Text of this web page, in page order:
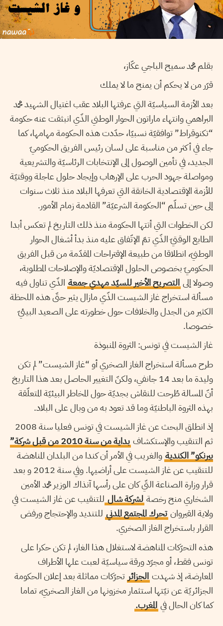
بقلم محمد سميح الباجي عكّاز،
قرّر من لا يحكم أن يمنح ما لا يملك
بعد الأزمة السياسيّة التي عرفتها البلاد عقب اغتيال الشهيد محمد
البراهمي وانتهاء ماراتون الحوار الوطني الذّي انبثقت عنه حكومة
“تكنوقراط” توافقيّة نسبيّا، حدّدت هذه الحكومة مهامها، كما
جاء في أكثر من مناسبة على لسان رئيس الفريق الحكوميّ
الجديد، في تأمين الوصول إلى الإنتخابات الرئاسيّة والتشريعية
ومواصلة جهود الحرب على الإرهاب وإيجاد حلول عاجلة ووقتيّة
للأزمة الإقتصادية الخانقة التي تعرفها البلاد منذ ثلاث سنوات
إلى حين تسلّم “الحكومة الشرعيّة” القادمة زمام الأمور.
لكن الخطوات التي أتتها الحكومة منذ ذلك التاريخ لم تعكس أبدا
الطابع الوقتيّ الذّي تمّ الإتّفاق عليه منذ بدأ أشغال الحوار
الوطنيّ، انطلاقا من طبيعة الإقتراحات المقدّمة من قبل الفريق
الحكوميّ بخصوص الحلول الإقتصاديّة والإصلاحات المطلوبة،
وصولا إلى التصريح الأخير للسيّد مهدي جمعة الذّي تناول فيه
مسألة استخراج غاز الشيست الذّي مازال يثير حتّى هذه اللحظة
الكثير من الجدل والخلافات حول خطورته على الصعيد البيئيّ
خصوصا.
غاز الشيست في تونس: الثروة المنبوذة
طرح مسألة استخراج الغاز الصخري أو “غاز الشيست” لم تكن
وليدة ما بعد 14 جانفي، ولكنّ التغيير الحاصل بعد هذا التاريخ
أنّ المسالة طُرحت للنقاش بجديّة حول المخاطر البيئيّة المتعلّقة
بهذه الثروة الباطنيّة وما قد تعود به من وبال على البلاد.
إذ انطلق البحث عن غاز الشيست في تونس فعليا سنة 2008
ثم التنقيب والإستكشاف
بداية من سنة 2010 من قبل شركة”
بيرنكو” الكندية والغريب في الأمر أن كندا من البلدان المناهضة
للتنقيب عن غاز الشيست على أراضيها. وفي سنة 2012 و بعد
قرار وزارة الصناعة التّي كان على رأسها آنذاك الوزير محمد الأمين
الشخاري منح رخصة لشركة شال للتنقيب عن غاز الشيست في
ولاية القيروان تحرك المجتمع المدني للتنديد والإحتجاج ورفض
القرار باستخراج الغاز الصخري.
هذه التحرّكات المناهضة لاستغلال هذا الغاز، لم تكن حكرا على
تونس فقط، أو مجرّد ورقة سياسيّة لعبت علها الأطراف
المعارضة، إذ شهدت الجزائر تحرّكات مماثلة بعد إعلان الحكومة
الجزائريّة عن نيّتها استثمار مخزونها من الغاز الصخريّ، تماما
كما كان الحال في المغرب.